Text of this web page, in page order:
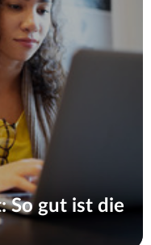
So gut ist die